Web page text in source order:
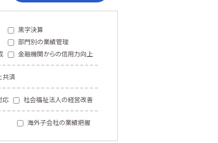
黒字決算
部門別の業績管理
金融機関からの信用力向上
共済
応 社会福祉法人の経営改善
海外子会社の業績把握